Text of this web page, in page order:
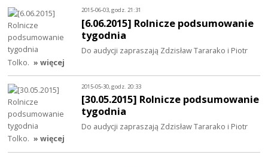
2015-06-03, godz. 21:31
[6.06.2015] Rolnicze podsumowanie
tygodnia
Do audycji zapraszają Zdzisław Tararako i Piotr
Tolko. » więcej
2015-05-30, godz. 20:33
[30.05.2015] Rolnicze podsumowanie
tygodnia
Do audycji zapraszają Zdzisław Tararako i Piotr
Tolko. » więcej